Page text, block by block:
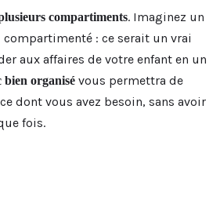
compartiments. Imaginez un
: ce serait un vrai
aux affaires de votre enfant en un
bien organisé vous permettra de
dont vous avez besoin, sans avoir
fois.